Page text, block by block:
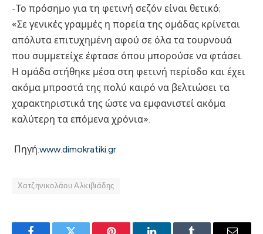
-Το πρόσημο για τη φετινή σεζόν είναι θετικό;
«Σε γενικές γραμμές η πορεία της ομάδας κρίνεται
απόλυτα επιτυχημένη αφού σε όλα τα τουρνουά
που συμμετείχε έφτασε όπου μπορούσε να φτάσει.
Η ομάδα στήθηκε μέσα στη φετινή περίοδο και έχει
ακόμα μπροστά της πολύ καιρό να βελτιώσει τα
χαρακτηριστικά της ώστε να εμφανιστεί ακόμα
καλύτερη τα επόμενα χρόνια».
Πηγή:www.dimokratiki.gr
Χατζηνικολάου Αλκιβιάδης